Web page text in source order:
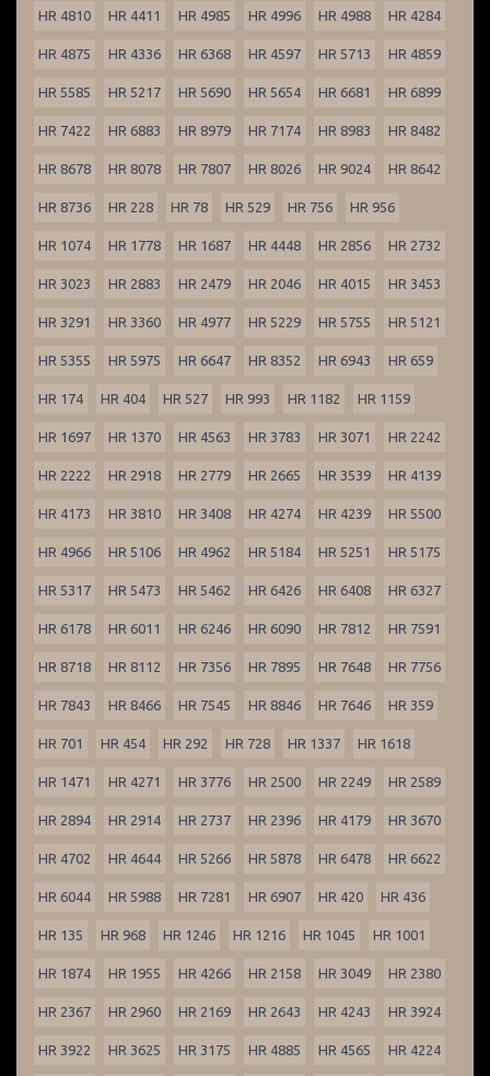
HR 4810 HR 4411 HR 4985 HR 4996 HR 4988 HR 4284
HR 4875 HR 4336 HR 6368 HR 4597 HR 5713 HR 4859
HR 5585 HR 5217 HR 5690 HR 5654 HR 6681 HR 6899
HR 7422 HR 6883 HR 8979 HR 7174 HR 8983 HR 8482
HR 8678 HR 8078 HR 7807 HR 8026 HR 9024 HR 8642
HR 8736 HR 228 HR 78 HR 529 HR 756 HR 956
HR 1074 HR 1778 HR 1687 HR 4448 HR 2856 HR 2732
HR 3023 HR 2883 HR 2479 HR 2046 HR 4015 HR 3453
HR 3291 HR 3360 HR 4977 HR 5229 HR 5755 HR 5121
HR 5355 HR 5975 HR 6647 HR 8352 HR 6943 HR 659
HR 174 HR 404 HR 527 HR 993 HR 1182 HR 1159
HR 1697 HR 1370 HR 4563 HR 3783 HR 3071 HR 2242
HR 2222 HR 2918 HR 2779 HR 2665 HR 3539 HR 4139
HR 4173 HR 3810 HR 3408 HR 4274 HR 4239 HR 5500
HR 4966 HR 5106 HR 4962 HR 5184 HR 5251 HR 5175
HR 5317 HR 5473 HR 5462 HR 6426 HR 6408 HR 6327
HR 6178 HR 6011 HR 6246 HR 6090 HR 7812 HR 7591
HR 8718 HR 8112 HR 7356 HR 7895 HR 7648 HR 7756
HR 7843 HR 8466 HR 7545 HR 8846 HR 7646 HR 359
HR 701 HR 454 HR 292 HR 728 HR 1337 HR 1618
HR 1471 HR 4271 HR 3776 HR 2500 HR 2249 HR 2589
HR 2894 HR 2914 HR 2737 HR 2396 HR 4179 HR 3670
HR 4702 HR 4644 HR 5266 HR 5878 HR 6478 HR 6622
HR 6044 HR 5988 HR 7281 HR 6907 HR 420 HR 436
HR 135 HR 968 HR 1246 HR 1216 HR 1045 HR 1001
HR 1874 HR 1955 HR 4266 HR 2158 HR 3049 HR 2380
HR 2367 HR 2960 HR 2169 HR 2643 HR 4243 HR 3924
HR 3922 HR 3625 HR 3175 HR 4885 HR 4565 HR 4224